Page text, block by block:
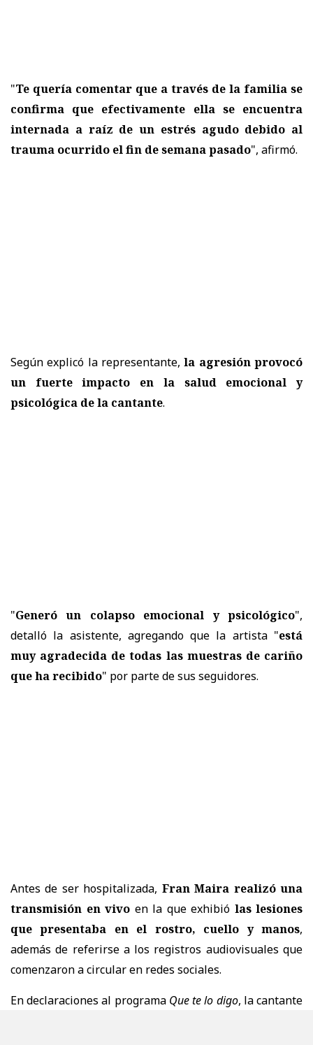
"Te quería comentar que a través de la familia se
confirma que efectivamente ella se encuentra
internada a raíz de un estrés agudo debido al
trauma ocurrido el fin de semana pasado", afirmó.
Según explicó la representante,la agresión provocó
un fuerte impacto en la salud emocional y
psicológica de la cantante.
"Generó un colapso emocional y psicológico",
detalló la asistente, agregando que la artista "está
muy agradecida de todas las muestras de cariño
que ha recibido" por parte de sus seguidores.
Antes de ser hospitalizada, Fran Maira realizó una
transmisión en vivo en la que exhibió las lesiones
que presentaba en el rostro, cuello y manos,
además de referirse a los registros audiovisuales que
comenzaron a circular en redes sociales.
En declaraciones al programa Que te lo digo, la cantante